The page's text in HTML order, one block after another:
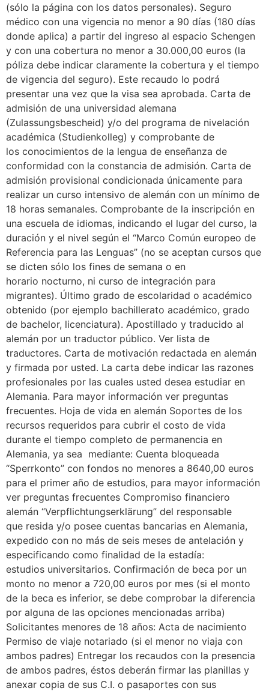
(sólo la página con los datos personales). Seguro
médico con una vigencia no menor a 90 días (180 días
donde aplica) a partir del ingreso al espacio Schengen
y con una cobertura no menor a 30.000,00 euros (la
póliza debe indicar claramente la cobertura y el tiempo
de vigencia del seguro). Este recaudo lo podrá
presentar una vez que la visa sea aprobada. Carta de
admisión de una universidad alemana
(Zulassungsbescheid) y/o del programa de nivelación
académica (Studienkolleg) y comprobante de
los conocimientos de la lengua de enseñanza de
conformidad con la constancia de admisión. Carta de
admisión provisional condicionada únicamente para
realizar un curso intensivo de alemán con un mínimo de
18 horas semanales. Comprobante de la inscripción en
una escuela de idiomas, indicando el lugar del curso, la
duración y el nivel según el “Marco Común europeo de
Referencia para las Lenguas” (no se aceptan cursos que
se dicten sólo los fines de semana o en
horario nocturno, ni curso de integración para
migrantes). Último grado de escolaridad o académico
obtenido (por ejemplo bachillerato académico, grado
de bachelor, licenciatura). Apostillado y traducido al
alemán por un traductor público. Ver lista de
traductores. Carta de motivación redactada en alemán
y firmada por usted. La carta debe indicar las razones
profesionales por las cuales usted desea estudiar en
Alemania. Para mayor información ver preguntas
frecuentes. Hoja de vida en alemán Soportes de los
recursos requeridos para cubrir el costo de vida
durante el tiempo completo de permanencia en
Alemania, ya sea mediante: Cuenta bloqueada
“Sperrkonto” con fondos no menores a 8640,00 euros
para el primer año de estudios, para mayor información
ver preguntas frecuentes Compromiso financiero
alemán “Verpflichtungserklärung” del responsable
que resida y/o posee cuentas bancarias en Alemania,
expedido con no más de seis meses de antelación y
especificando como finalidad de la estadía:
estudios universitarios. Confirmación de beca por un
monto no menor a 720,00 euros por mes (si el monto
de la beca es inferior, se debe comprobar la diferencia
por alguna de las opciones mencionadas arriba)
Solicitantes menores de 18 años: Acta de nacimiento
Permiso de viaje notariado (si el menor no viaja con
ambos padres) Entregar los recaudos con la presencia
de ambos padres, éstos deberán firmar las planillas y
anexar copia de sus C.I. o pasaportes con sus